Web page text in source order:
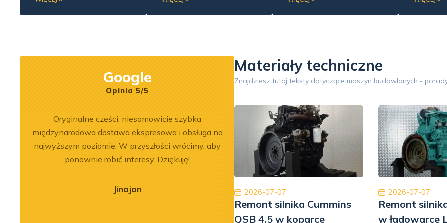
Google
Opinia 5/5
Oryginalne części, niesamowicie szybka
międzynarodowa dostawa ekspresowa i obsługa na
najwyższym poziomie. W przyszłości wrócimy, aby
ponownie robić interesy. Dziękuję!
Jinajon
Google
Zakupiony komplet siłowników do Liebherr 564 był
w doskonałym stanie, zgodnie z opisem i
przesłanymi zdjęciami. Obsługa na wysokim
poziomie, bardzo profesjonalna i pomocna –
rewelacja. Co więcej, w kontakcie z firmą
się sprawą od początku do końca, mogłem również
liczyć na bezpłatne doradztwo przy montażu.
będę
Materiały techniczne
Znajdziesz tutaj teksty dotyczące maszyn budowlanych -
2026-06-30 2026-07-07
Remont silnika Cummins
QSB 4.5 w koparce
2026-07-07
Remont
w ładowarce